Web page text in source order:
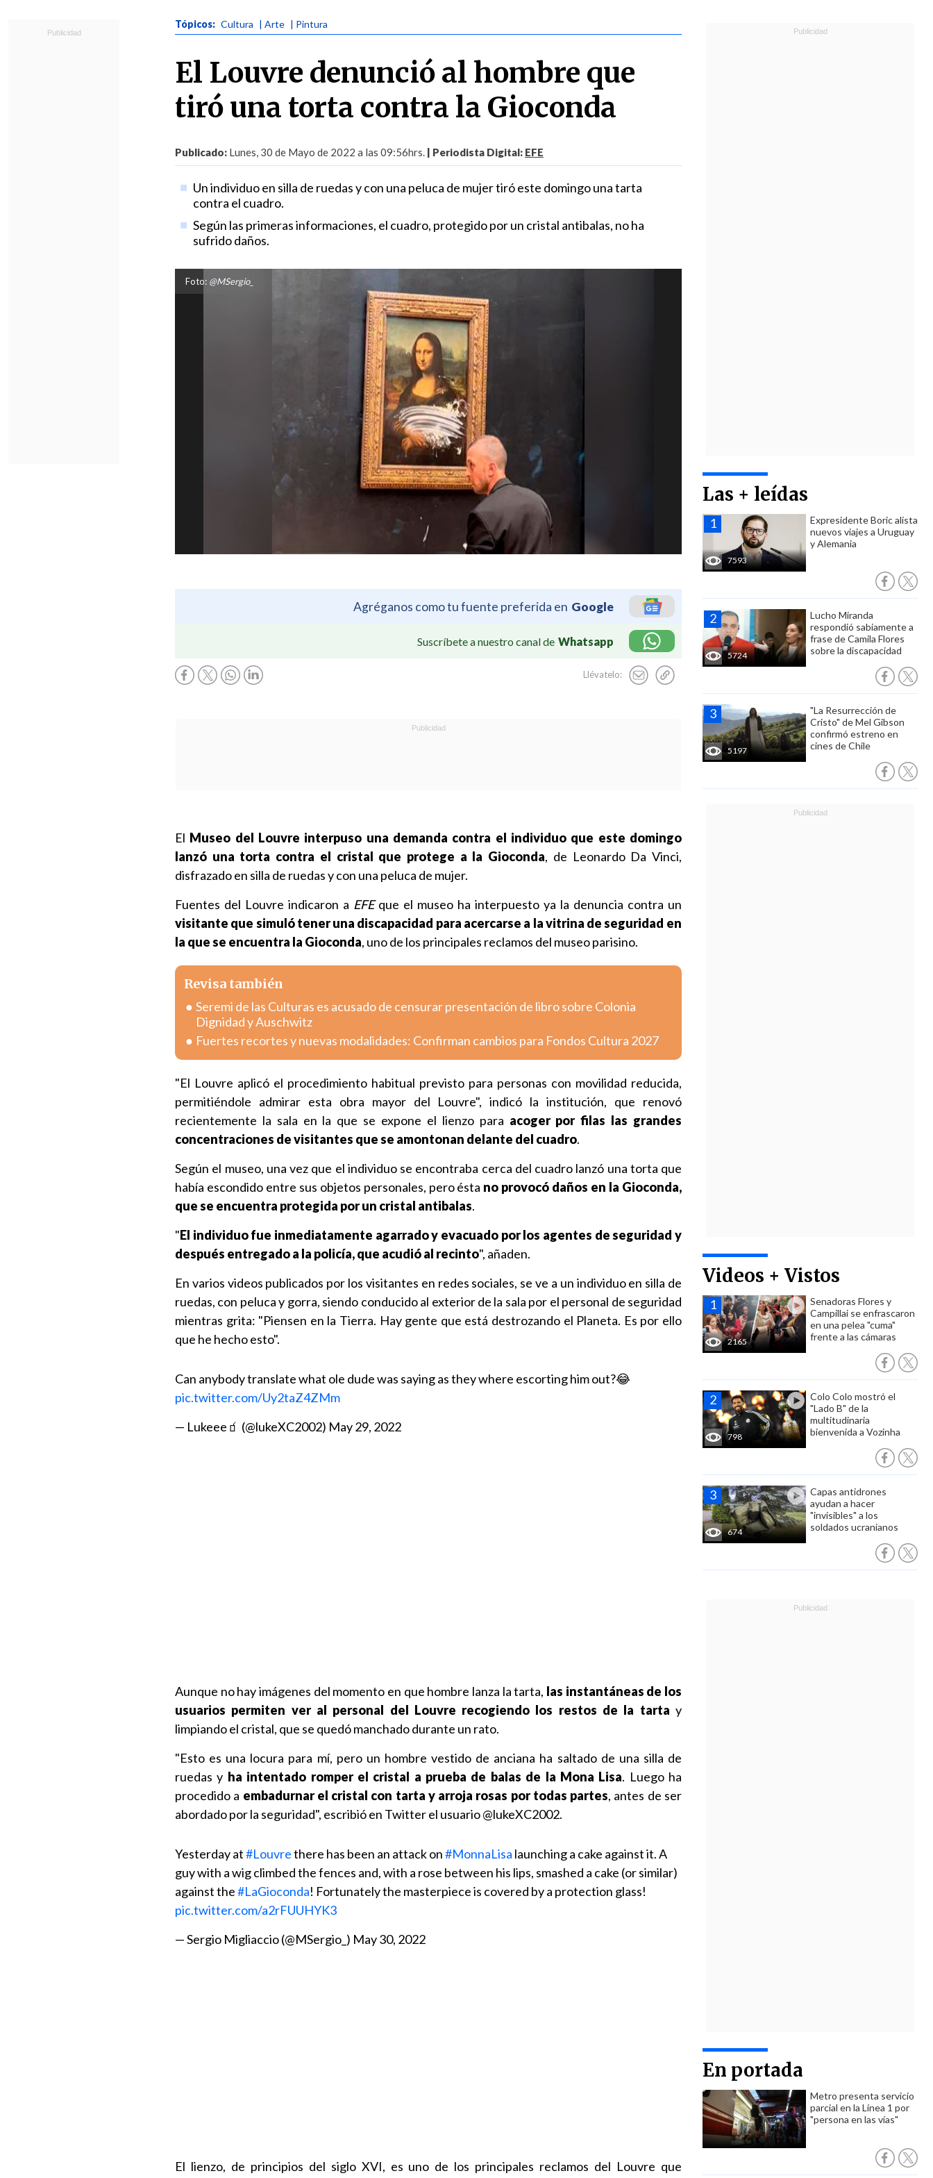
Tópicos: Cultura | Arte | Pintura
El Louvre denunció al hombre que
tiró una torta contra la Gioconda
Publicado: Lunes, 30 de Mayo de 2022 a las 09:56hrs. | Periodista Digital: EFE
Un individuo en silla de ruedas y con una peluca de mujer tiró este domingo una tarta
contra el cuadro.
Según las primeras informaciones, el cuadro, protegido por un cristal antibalas, no ha
sufrido daños.
Foto: @MSergio_
Agréganos como tu fuente preferida en Google
Suscríbete a nuestro canal de Whatsapp
Llévatelo:
Las + leídas
7593
Expresidente Boric alista
nuevos viajes a Uruguay
y Alemania
5724
Lucho Miranda
respondió sabiamente a
frase de Camila Flores
sobre la discapacidad
5197
"La Resurrección de
Cristo" de Mel Gibson
confirmó estreno en
cines de Chile
Videos + Vistos
2165
Senadoras Flores y
Campillai se enfrascaron
en una pelea "cuma"
frente a las cámaras
798
Colo Colo mostró el
"Lado B" de la
multitudinaria
bienvenida a Vozinha
674
Capas antidrones
ayudan a hacer
"invisibles" a los
soldados ucranianos
En portada
Metro presenta servicio
parcial en la Línea 1 por
"persona en las vías"
El Museo del Louvre interpuso una demanda contra el individuo que este domingo
lanzó una torta contra el cristal que protege a la Gioconda, de Leonardo Da Vinci,
disfrazado en silla de ruedas y con una peluca de mujer.
Fuentes del Louvre indicaron a EFEque el museo ha interpuesto ya la denuncia contra un
visitante que simuló tener una discapacidad para acercarse a la vitrina de seguridad en
la que se encuentra la Gioconda, uno de los principales reclamos del museo parisino.
Revisa también
Seremi de las Culturas es acusado de censurar presentación de libro sobre Colonia
Dignidad y Auschwitz
Fuertes recortes y nuevas modalidades: Confirman cambios para Fondos Cultura 2027
"El Louvre aplicó el procedimiento habitual previsto para personas con movilidad reducida,
permitiéndole admirar esta obra mayor del Louvre", indicó la institución, que renovó
recientemente la sala en la que se expone el lienzo para acoger por filas las grandes
concentraciones de visitantes que se amontonan delante del cuadro.
Según el museo, una vez que el individuo se encontraba cerca del cuadro lanzó una torta que
había escondido entre sus objetos personales, pero ésta no provocó daños en la Gioconda,
que se encuentra protegida por un cristal antibalas.
"El individuo fue inmediatamente agarrado y evacuado por los agentes de seguridad y
después entregado a la policía, que acudió al recinto", añaden.
En varios videos publicados por los visitantes en redes sociales, se ve a un individuo en silla de
ruedas, con peluca y gorra, siendo conducido al exterior de la sala por el personal de seguridad
mientras grita: "Piensen en la Tierra. Hay gente que está destrozando el Planeta. Es por ello
que he hecho esto".
Can anybody translate what ole dude was saying as they where escorting him out?😂
pic.twitter.com/Uy2taZ4ZMm
— Lukeee🧃 (@lukeXC2002) May 29, 2022
Aunque no hay imágenes del momento en que hombre lanza la tarta, las instantáneas de los
usuarios permiten ver al personal del Louvre recogiendo los restos de la tarta y
limpiando el cristal, que se quedó manchado durante un rato.
"Esto es una locura para mí, pero un hombre vestido de anciana ha saltado de una silla de
ruedas y ha intentado romper el cristal a prueba de balas de la Mona Lisa. Luego ha
procedido a embadurnar el cristal con tarta y arroja rosas por todas partes, antes de ser
abordado por la seguridad", escribió en Twitter el usuario @lukeXC2002.
Yesterday at#Louvrethere has been an attack on#MonnaLisa launching a cake against it. A
guy with a wig climbed the fences and, with a rose between his lips, smashed a cake (or similar)
against the#LaGioconda! Fortunately the masterpiece is covered by a protection glass!
pic.twitter.com/a2rFUUHYK3
— Sergio Migliaccio (@MSergio_) May 30, 2022
El lienzo, de principios del siglo XVI, es uno de los principales reclamos del Louvre que